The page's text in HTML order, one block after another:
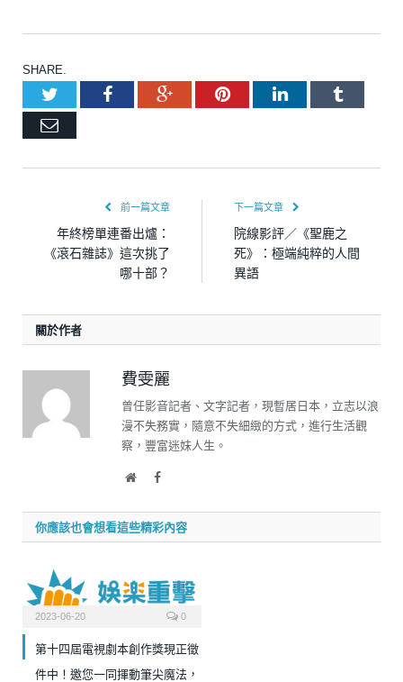
SHARE.
TwitterFacebookGoogle+PinterestLinkedInTumblr
Email
前一篇文章
年終榜單連番出爐：
《滾石雜誌》這次挑了
哪十部？
下一篇文章
院線影評／《聖鹿之
死》：極端純粹的人間
異語
關於作者
費雯麗
曾任影音記者、文字記者，現暫居日本，立志以浪
漫不失務實，隨意不失細緻的方式，進行生活觀
察，豐富迷妹人生。
WebsiteFacebook
你應該也會想看這些精彩內容
2023-06-20 0
第十四屆電視劇本創作獎現正徵
件中！邀您一同揮動筆尖魔法，